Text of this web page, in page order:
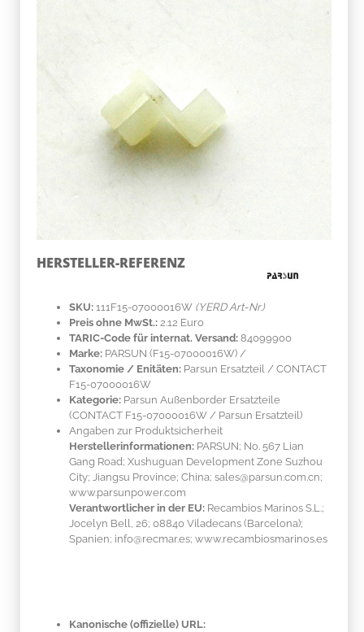
HERSTELLER-REFERENZ
SKU: 111F15-07000016W (YERD Art-Nr.)
Preis ohne MwSt.: 2.12 Euro
TARIC-Code für internat. Versand: 84099900
Marke: PARSUN (F15-07000016W) /
Taxonomie / Enitäten: Parsun Ersatzteil / CONTACT
F15-07000016W
Kategorie: Parsun Außenborder Ersatzteile
(CONTACT F15-07000016W / Parsun Ersatzteil)
Angaben zur Produktsicherheit
Herstellerinformationen: PARSUN; No. 567 Lian
Gang Road; Xushuguan Development Zone Suzhou
City; Jiangsu Province; China; sales@parsun.com.cn;
www.parsunpower.com
Verantwortlicher in der EU: Recambios Marinos S.L.;
Jocelyn Bell, 26; 08840 Viladecans (Barcelona);
Spanien; info@recmar.es; www.recambiosmarinos.es
Kanonische (offizielle) URL: